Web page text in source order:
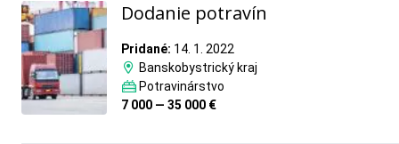
Dodanie potravín
Pridané: 14. 1. 2022
Banskobystrický kraj
Potravinárstvo
7 000 — 35 000 €